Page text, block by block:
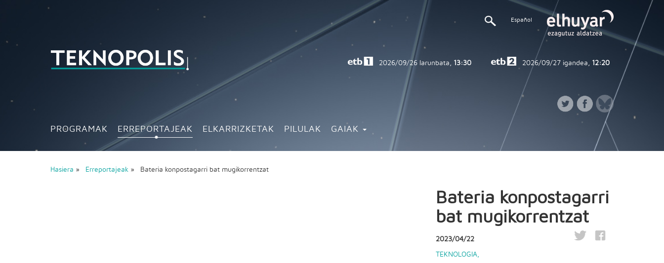
Español
PROGRAMAK ERREPORTAJEAK ELKARRIZKETAK PILULAK GAIAK
2026/09/26 larunbata, 13:30 2026/09/27 igandea, 12:20
Hasiera » Erreportajeak » Bateria konpostagarri bat mugikorrentzat
Bateria konpostagarri
bat mugikorrentzat
2023/04/22
TEKNOLOGIA,